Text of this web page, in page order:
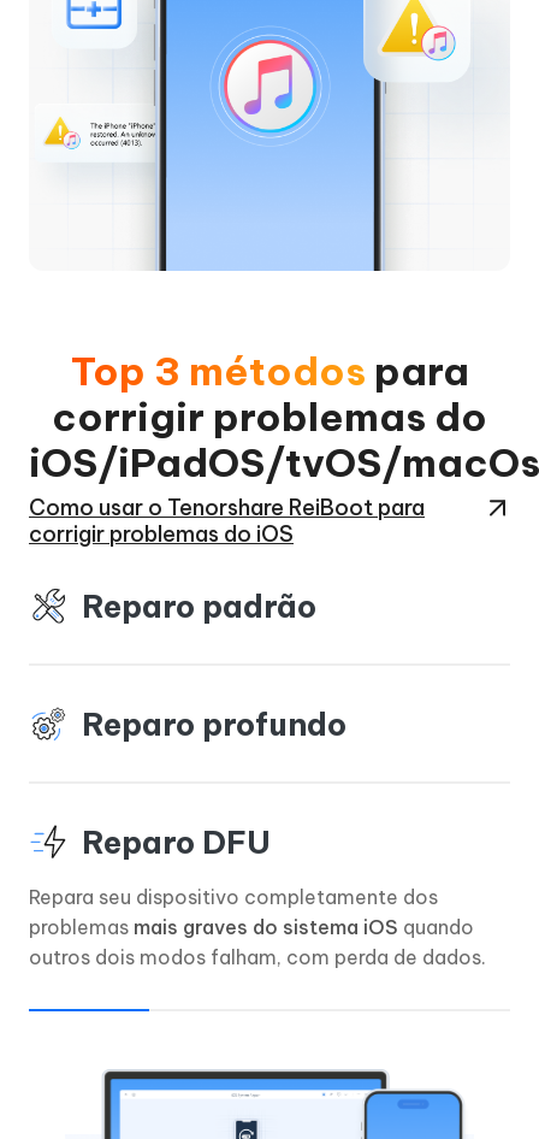
Top 3 métodos para
corrigir problemas do
iOS/iPadOS/tvOS/macOs
Como usar o Tenorshare ReiBoot para
corrigir problemas do iOS
Reparo padrão
Reparo profundo
Reparo DFU
Repara seu dispositivo completamente dos
problemas mais graves do sistema iOS quando
outros dois modos falham, com perda de dados.